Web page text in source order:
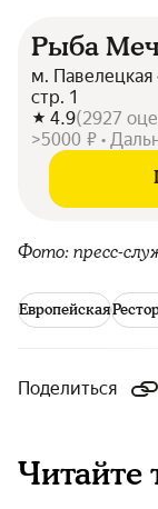
Рыба
м. Павелецкая
стр. 1
4.9(2927
>5000 ₽ •
Фото: пресс-
Европейская
Поделиться
Читайте